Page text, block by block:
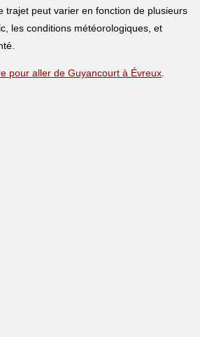
trajet peut varier en fonction de plusieurs
les conditions météorologiques, et
pour aller de Guyancourt à Évreux.